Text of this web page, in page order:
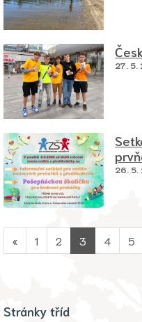
27. 5.
26. 5.
« 1 2 3 4 5
Stránky tříd